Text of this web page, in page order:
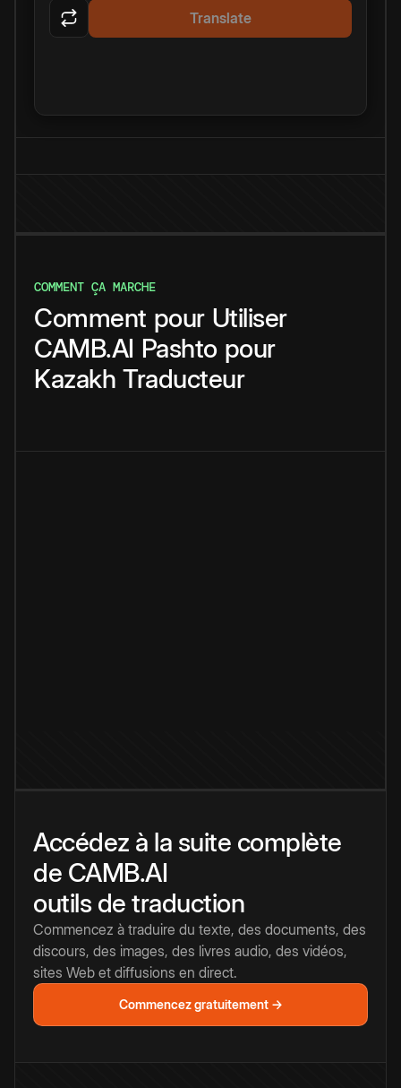
Translate
COMMENT ÇA MARCHE
Comment pour Utiliser
CAMB.AI Pashto pour
Kazakh Traducteur
Accédez à la suite complète
de CAMB.AI
outils de traduction
Commencez à traduire du texte, des documents, des
discours, des images, des livres audio, des vidéos,
sites Web et diffusions en direct.
Commencez gratuitement →